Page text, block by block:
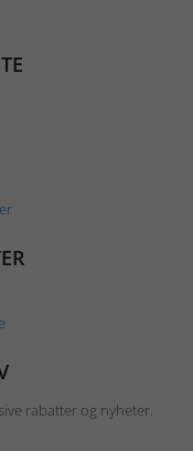
rabatter og nyheter.